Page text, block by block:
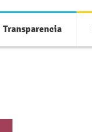
Transparencia